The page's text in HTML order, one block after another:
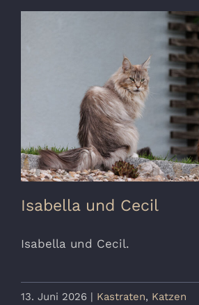
Isabella und Cecil
Isabella und Cecil.
13. Juni 2026 Kastraten, Katzen